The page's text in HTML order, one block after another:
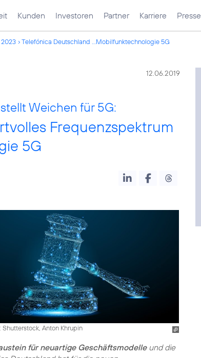
Kunden Investoren Partner Karriere Presse
Telefónica Deutschland ...Mobilfunktechnologie 5G
12.06.2019
Weichen für 5G:
Frequenzspektrum
5G
Shutterstock, Anton Khrupin
für neuartige Geschäftsmodelleund die